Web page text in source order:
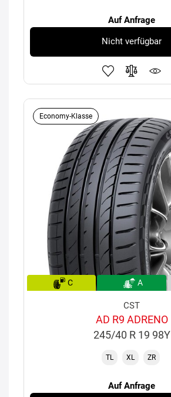
Auf Anfrage
Nicht verfügbar
Economy-Klasse
C A
CST
AD R9 ADRENO
245/40 R 19 98Y
TL XL ZR
Auf Anfrage